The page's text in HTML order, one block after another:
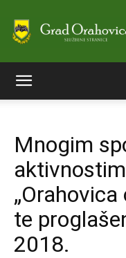
Mnogim
te
2018.